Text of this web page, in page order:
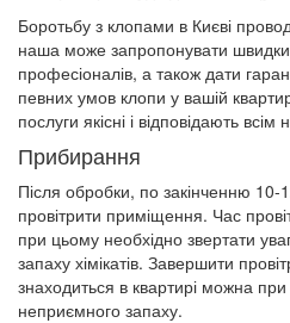
Боротьбу з клопами в Києві
наша може запропонувати
професіоналів, а також дати
певних умов клопи у вашій
послуги якісні і відповідають
Прибирання
Після обробки, по закінченню
провітрити приміщення. Час
при цьому необхідно звертати
запаху хімікатів. Завершити
знаходиться в квартирі можна при
неприємного запаху.